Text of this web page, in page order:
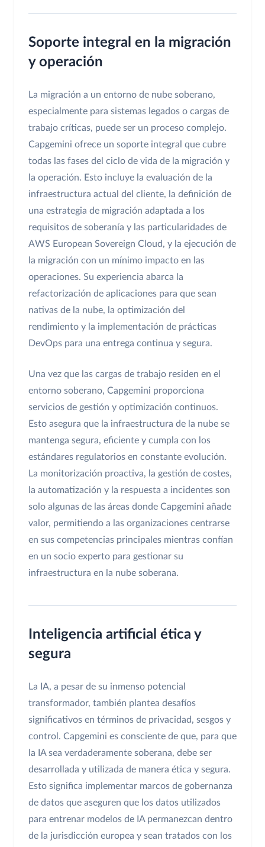
Soporte integral en la migración
y operación
La migración a un entorno de nube soberano,
especialmente para sistemas legados o cargas de
trabajo críticas, puede ser un proceso complejo.
Capgemini ofrece un soporte integral que cubre
todas las fases del ciclo de vida de la migración y
la operación. Esto incluye la evaluación de la
infraestructura actual del cliente, la definición de
una estrategia de migración adaptada a los
requisitos de soberanía y las particularidades de
AWS European Sovereign Cloud, y la ejecución de
la migración con un mínimo impacto en las
operaciones. Su experiencia abarca la
refactorización de aplicaciones para que sean
nativas de la nube, la optimización del
rendimiento y la implementación de prácticas
DevOps para una entrega continua y segura.
Una vez que las cargas de trabajo residen en el
entorno soberano, Capgemini proporciona
servicios de gestión y optimización continuos.
Esto asegura que la infraestructura de la nube se
mantenga segura, eficiente y cumpla con los
estándares regulatorios en constante evolución.
La monitorización proactiva, la gestión de costes,
la automatización y la respuesta a incidentes son
solo algunas de las áreas donde Capgemini añade
valor, permitiendo a las organizaciones centrarse
en sus competencias principales mientras confían
en un socio experto para gestionar su
infraestructura en la nube soberana.
Inteligencia artificial ética y
segura
La IA, a pesar de su inmenso potencial
transformador, también plantea desafíos
significativos en términos de privacidad, sesgos y
control. Capgemini es consciente de que, para que
la IA sea verdaderamente soberana, debe ser
desarrollada y utilizada de manera ética y segura.
Esto significa implementar marcos de gobernanza
de datos que aseguren que los datos utilizados
para entrenar modelos de IA permanezcan dentro
de la jurisdicción europea y sean tratados con los